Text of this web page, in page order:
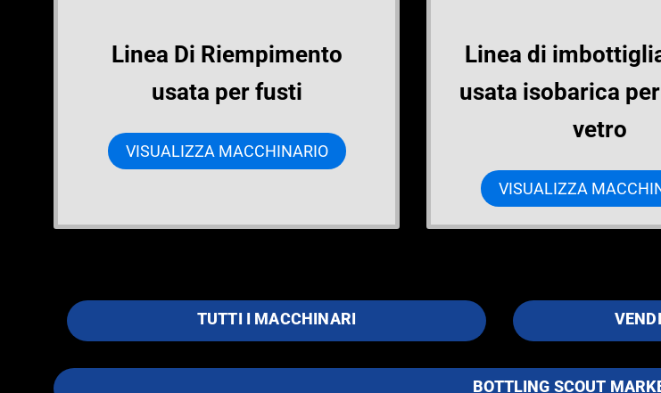
Linea Di Riempimento
usata per fusti
VISUALIZZA MACCHINARIO
Linea di
usata isobarica
vetro
VISUALIZZA
TUTTI I MACCHINARI
BOTTLING SCOUT